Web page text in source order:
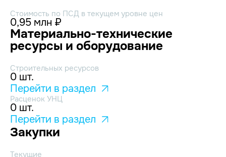
Стоимость по ПСД в текущем уровне цен
0,95 млн ₽
Материально-технические
ресурсы и оборудование
Строительных ресурсов
0 шт.
Перейти в раздел
Расценок УНЦ
0 шт.
Перейти в раздел
Закупки
Текущие